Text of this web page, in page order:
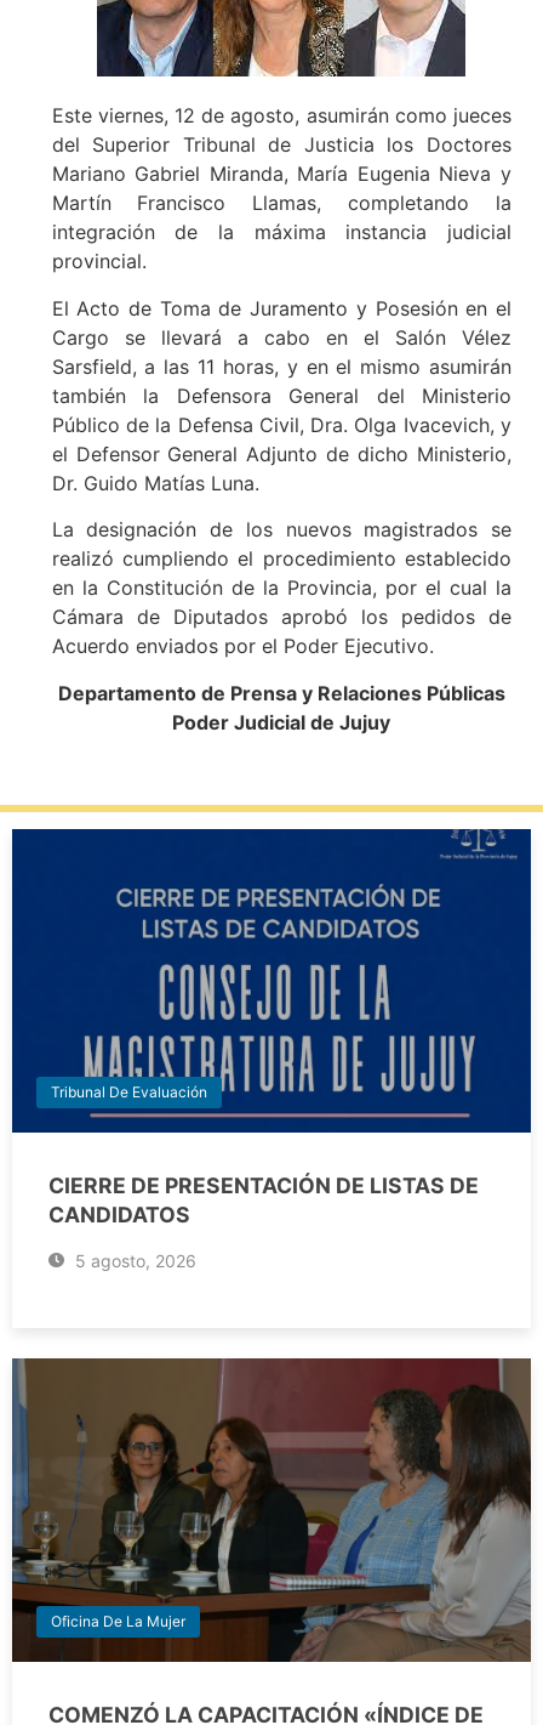
Este viernes, 12 de agosto, asumirán como jueces
del Superior Tribunal de Justicia los Doctores
Mariano Gabriel Miranda, María Eugenia Nieva y
Martín Francisco Llamas, completando la
integración de la máxima instancia judicial
provincial.
El Acto de Toma de Juramento y Posesión en el
Cargo se llevará a cabo en el Salón Vélez
Sarsfield, a las 11 horas, y en el mismo asumirán
también la Defensora General del Ministerio
Público de la Defensa Civil, Dra. Olga Ivacevich, y
el Defensor General Adjunto de dicho Ministerio,
Dr. Guido Matías Luna.
La designación de los nuevos magistrados se
realizó cumpliendo el procedimiento establecido
en la Constitución de la Provincia, por el cual la
Cámara de Diputados aprobó los pedidos de
Acuerdo enviados por el Poder Ejecutivo.
Departamento de Prensa y Relaciones Públicas
Poder Judicial de Jujuy
Tribunal De Evaluación
CIERRE DE PRESENTACIÓN DE LISTAS DE
CANDIDATOS
5 agosto, 2026
Oficina De La Mujer
COMENZÓ LA CAPACITACIÓN «ÍNDICE DE